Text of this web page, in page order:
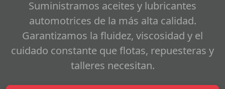
Suministramos aceites y lubricantes
automotrices de la más alta calidad.
Garantizamos la fluidez, viscosidad y el
cuidado constante que flotas, repuesteras y
talleres necesitan.